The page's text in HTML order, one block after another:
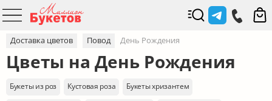
Доставка цветов Повод День Рождения
Цветы на День Рождения
Букеты из роз Кустовая роза
Букеты хризантем